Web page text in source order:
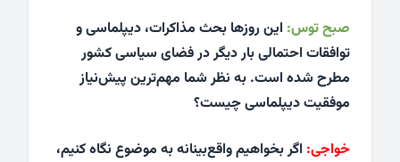
صبح توس: این روزها بحث مذاکرات، دیپلماسی و
توافقات احتمالی بار دیگر در فضای سیاسی کشور
مطرح شده است. به نظر شما مهم‌ترین پیش‌نیاز
موفقیت دیپلماسی چیست؟
خواجی: اگر بخواهیم واقع‌بینانه به موضوع نگاه کنیم،